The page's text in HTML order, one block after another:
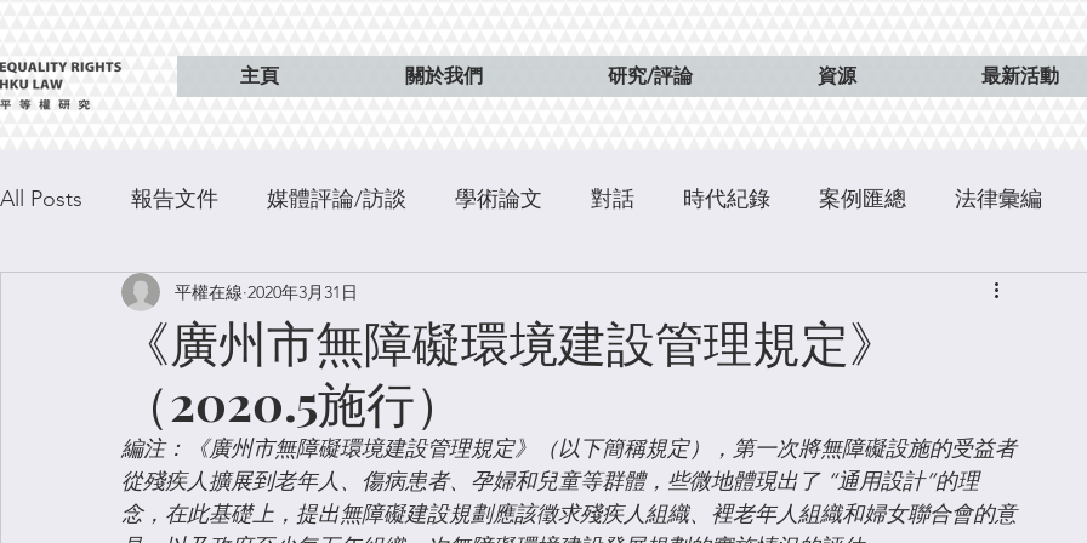
主頁 關於我們 研究/評論 資源 最新活動
All Posts 報告文件 媒體評論/訪談 學術論文 對話 時代紀錄 案例匯總 法律彙編
出版
《廣州市無障礙環境建設管理規定》
（2020.5施行）
平權在線 2020年3月31日
編注：《廣州市無障礙環境建設管理規定》（以下簡稱規定），第一次將無障礙設施的受益者
從殘疾人擴展到老年人、傷病患者、孕婦和兒童等群體，些微地體現出了 “通用設計”的理
念，在此基礎上，提出無障礙建設規劃應該徵求殘疾人組織、裡老年人組織和婦女聯合會的意